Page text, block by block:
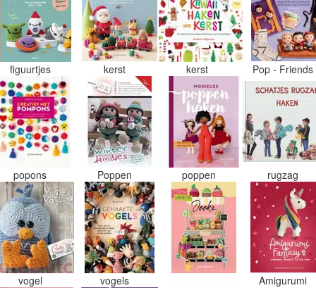
figuurtjes kerst kerst Pop - Friends
popons Poppen poppen rugzag
vogel vogels Amigurumi